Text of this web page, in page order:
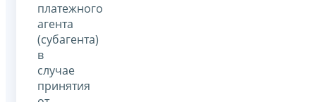
платежного
агента
(субагента)
в
случае
принятия